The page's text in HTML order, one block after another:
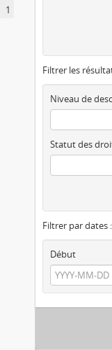
1
Filtrer les
Niveau de
Statut des
Filtrer par dates :
Début